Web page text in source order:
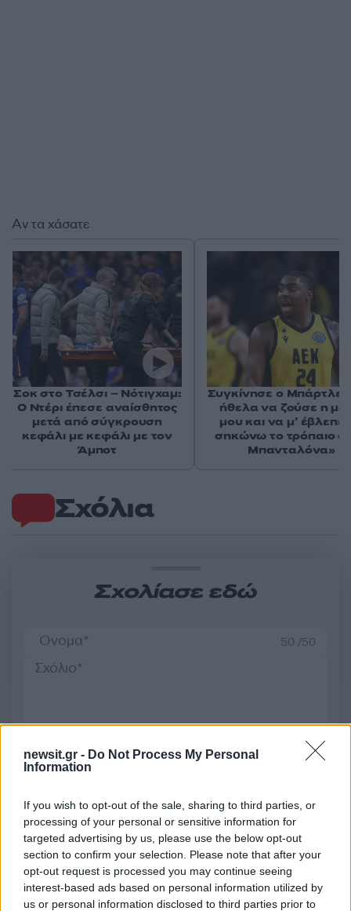
newsit.gr - Do Not Process My Personal
Information
If you wish to opt-out of the sale, sharing to third parties, or
processing of your personal or sensitive information for
targeted advertising by us, please use the below opt-out
section to confirm your selection. Please note that after your
opt-out request is processed you may continue seeing
interest-based ads based on personal information utilized by
us or personal information disclosed to third parties prior to
Σχόλια
Σχολίασε εδώ
50 /50
Υποβολή σχολίου
Όροι Χρήσης
. Το site προστατεύεται από reCAPTCHA, ισχύουν
Πολιτική Απορρήτου& Όροι Χρήσης της Google.
Αθλητικά
ΡΕΙΝΤΖΕΡΣ
ΧΑΡΤΣ
Share:
Αν τα χάσατε
Σοκ στο Τσέλσι – Νότιγχαμ:
O Ντέρι έπεσε αναίσθητος
μετά από σύγκρουση
κεφάλι με κεφάλι με τον
Άμποτ
Συγκίνησε ο
ήθελα να ζούσε η
μου και να μ’ έβλεπε
σηκώνω το τρόπαιο
Μπανταλόνα»